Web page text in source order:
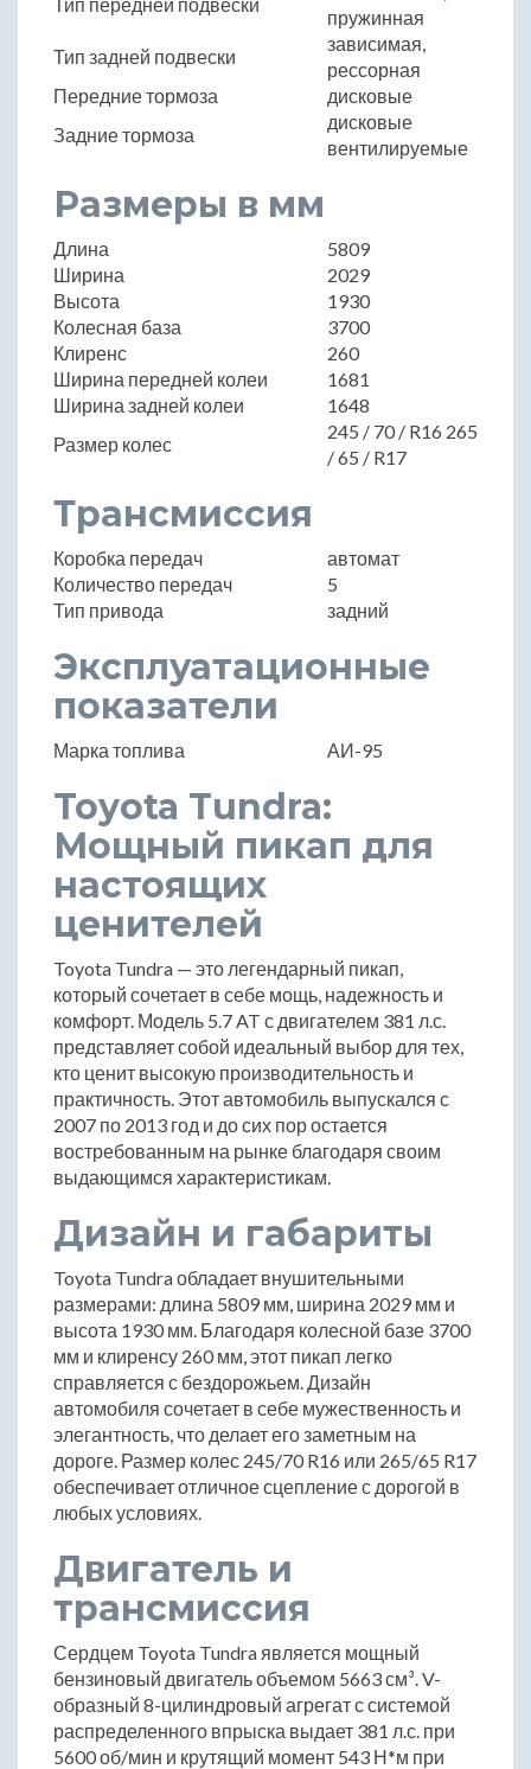
пружинная
Тип задней подвески
зависимая,
рессорная
Передние тормоза
дисковые
Задние тормоза
дисковые
вентилируемые
Размеры в мм
Длина
5809
Ширина
2029
Высота
1930
Колесная база
3700
Клиренс
260
Ширина передней колеи
1681
Ширина задней колеи
1648
Размер колес
245 / 70 / R16 265
/ 65 / R17
Трансмиссия
Коробка передач
автомат
Количество передач
5
Тип привода
задний
Эксплуатационные
показатели
Марка топлива АИ-95
Toyota Tundra:
Мощный пикап для
настоящих
ценителей
Toyota Tundra — это легендарный пикап,
который сочетает в себе мощь, надежность и
комфорт. Модель 5.7 AT с двигателем 381 л.с.
представляет собой идеальный выбор для тех,
кто ценит высокую производительность и
практичность. Этот автомобиль выпускался с
2007 по 2013 год и до сих пор остается
востребованным на рынке благодаря своим
выдающимся характеристикам.
Дизайн и габариты
Toyota Tundra обладает внушительными
размерами: длина 5809 мм, ширина 2029 мм и
высота 1930 мм. Благодаря колесной базе 3700
мм и клиренсу 260 мм, этот пикап легко
справляется с бездорожьем. Дизайн
автомобиля сочетает в себе мужественность и
элегантность, что делает его заметным на
дороге. Размер колес 245/70 R16 или 265/65 R17
обеспечивает отличное сцепление с дорогой в
любых условиях.
Двигатель и
трансмиссия
Сердцем Toyota Tundra является мощный
бензиновый двигатель объемом 5663 см³. V-
образный 8-цилиндровый агрегат с системой
распределенного впрыска выдает 381 л.с. при
5600 об/мин и крутящий момент 543 Н*м при